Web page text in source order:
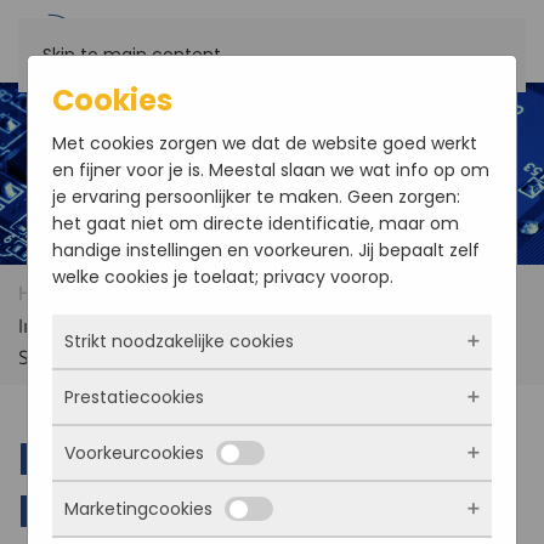
Skip to main content
Home Products
Darveen DPM-1170 17″
Industrial Touch Monitor with Capacitive or Resistive Touch
Screen
Darveen DPM-1170 17″
Industrial Touch
Cookies
Met cookies zorgen we dat de website goed werkt
en fijner voor je is. Meestal slaan we wat info op om
je ervaring persoonlijker te maken. Geen zorgen:
het gaat niet om directe identificatie, maar om
handige instellingen en voorkeuren. Jij bepaalt zelf
welke cookies je toelaat; privacy voorop.
Strikt noodzakelijke cookies
Deze cookies zorgen ervoor dat de website
überhaupt werkt. Ze zijn dus altijd actief en
kunnen niet worden uitgezet. Meestal worden
ze alleen geplaatst als jij iets doet, zoals
inloggen, een formulier invullen of je
Prestatiecookies
Met deze cookies zien we hoe vaak onze site
bezocht wordt, waar bezoekers vandaan
komen en welke pagina’s populair zijn. Zo
Voorkeurcookies
Deze cookies onthouden jouw voorkeuren.
Marketingcookies